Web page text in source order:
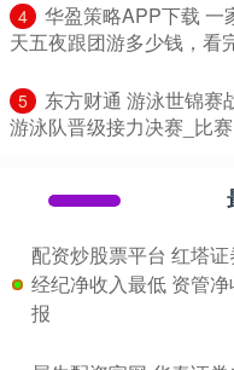
4
华盈策略APP下载 一
天五夜跟团游多少钱，看
5
东方财通 游泳世锦赛
游泳队晋级接力决赛_比
配资炒股票平台 红塔
经纪净收入最低 资管
报